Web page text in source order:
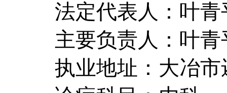
法定代表人：叶青
主要负责人：叶青
执业地址：大冶